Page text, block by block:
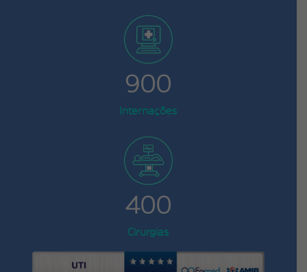
900
Internações
400
Cirurgias